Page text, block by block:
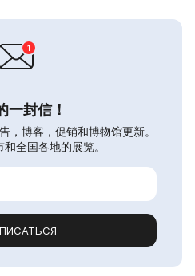
一封信！
，博客，促销和博物馆更新。
全国各地的展览。